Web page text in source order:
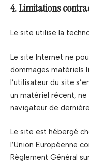
4. Limitations
Le site utilise la
Le site Internet ne
dommages matériels
l’utilisateur du site
un matériel récent,
navigateur de
Le site est hébergé
l’Union Européenne
Règlement Général